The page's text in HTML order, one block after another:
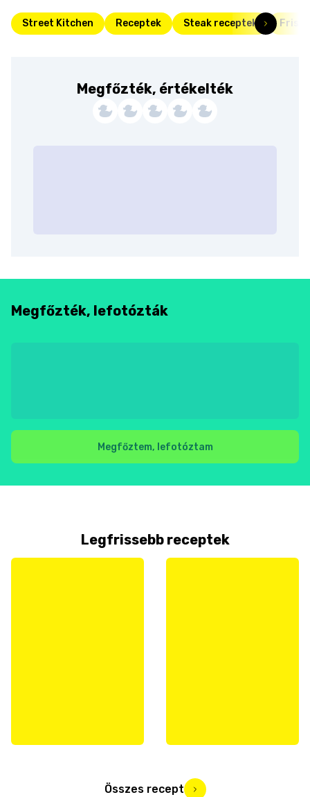
Street Kitchen Receptek Steak receptek Friss
Megfőzték, értékelték
Megfőzték, lefotózták
Megfőztem, lefotóztam
Legfrissebb receptek
Összes recept